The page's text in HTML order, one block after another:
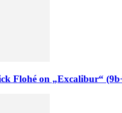
Flohé on „Excalibur“